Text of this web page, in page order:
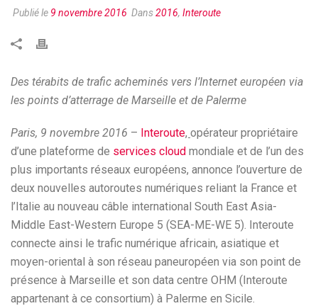
Publié le 9 novembre 2016 Dans2016, Interoute
Des térabits de trafic acheminés vers l’Internet européen via
les points d’atterrage de Marseille et de Palerme
Paris, 9 novembre 2016 – Interoute, opérateur propriétaire
d’une plateforme de services cloud mondiale et de l’un des
plus importants réseaux européens, annonce l’ouverture de
deux nouvelles autoroutes numériques reliant la France et
l’Italie au nouveau câble international South East Asia-
Middle East-Western Europe 5 (SEA-ME-WE 5). Interoute
connecte ainsi le trafic numérique africain, asiatique et
moyen-oriental à son réseau paneuropéen via son point de
présence à Marseille et son data centre OHM (Interoute
appartenant à ce consortium) à Palerme en Sicile.